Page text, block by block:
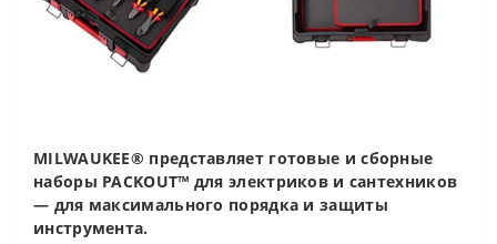
MILWAUKEE® представляет готовые и сборные
наборы PACKOUT™ для электриков и сантехников
— для максимального порядка и защиты
инструмента.